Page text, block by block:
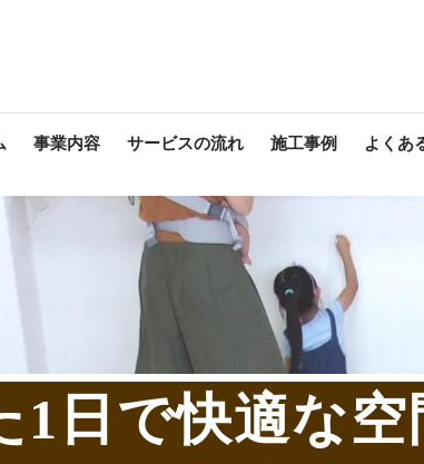
事業内容 サービスの流れ 施工事例 よくあ
1日で快適な